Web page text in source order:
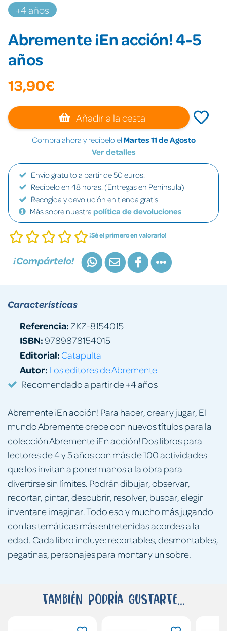
+4 años
Abremente ¡En acción! 4-5
años
13,90€
Añadir a la cesta
Compra ahora y recíbelo el Martes 11 de Agosto
Ver detalles
Envío gratuito a partir de 50 euros.
Recíbelo en 48 horas. (Entregas en Península)
Recogida y devolución en tienda gratis.
Más sobre nuestra política de devoluciones
¡Sé el primero en valorarlo!
¡Compártelo!
Abremente ¡En acción! Para hacer, crear y jugar, El
mundo Abremente crece con nuevos títulos para la
colección Abremente ¡En acción! Dos libros para
lectores de 4 y 5 años con más de 100 actividades
que los invitan a poner manos a la obra para
divertirse sin límites. Podrán dibujar, observar,
recortar, pintar, descubrir, resolver, buscar, elegir
inventar e imaginar. Todo eso y mucho más jugando
con las temáticas más entretenidas acordes a la
edad. Cada libro incluye: recortables, desmontables,
pegatinas, personajes para montar y un sobre.
Características
Referencia: ZKZ-8154015
ISBN:9789878154015
Editorial: Catapulta
Autor: Los editores de Abremente
Recomendado a partir de +4 años
También podría gustarte...